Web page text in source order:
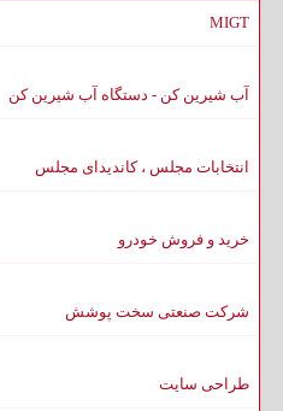
MIGT
آب شیرین کن - دستگاه آب شیرین کن
انتخابات مجلس ، کاندیدای مجلس
خرید و فروش خودرو
شرکت صنعتی سخت پوشش
طراحی سایت